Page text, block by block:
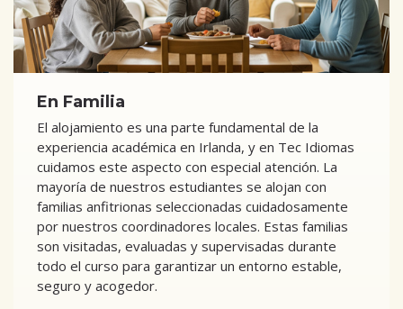
En Familia
El alojamiento es una parte fundamental de la
experiencia académica en Irlanda, y en Tec Idiomas
cuidamos este aspecto con especial atención. La
mayoría de nuestros estudiantes se alojan con
familias anfitrionas seleccionadas cuidadosamente
por nuestros coordinadores locales. Estas familias
son visitadas, evaluadas y supervisadas durante
todo el curso para garantizar un entorno estable,
seguro y acogedor.